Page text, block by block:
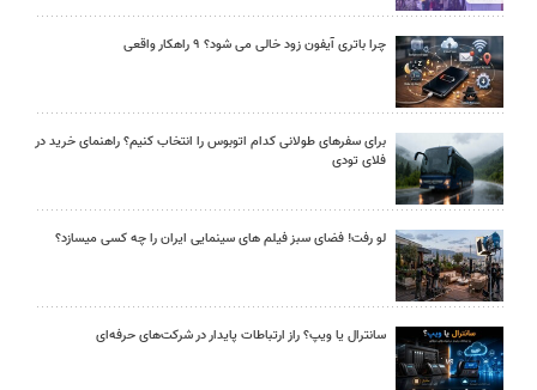
چرا باتری آیفون زود خالی می شود؟ ۹ راهکار واقعی
برای سفرهای طولانی کدام اتوبوس را انتخاب کنیم؟ راهنمای خرید در
فلای تودی
لو رفت! فضای سبز فیلم های سینمایی ایران را چه کسی میسازد؟
سانترال یا ویپ؟ راز ارتباطات پایدار در شرکت‌های حرفه‌ای